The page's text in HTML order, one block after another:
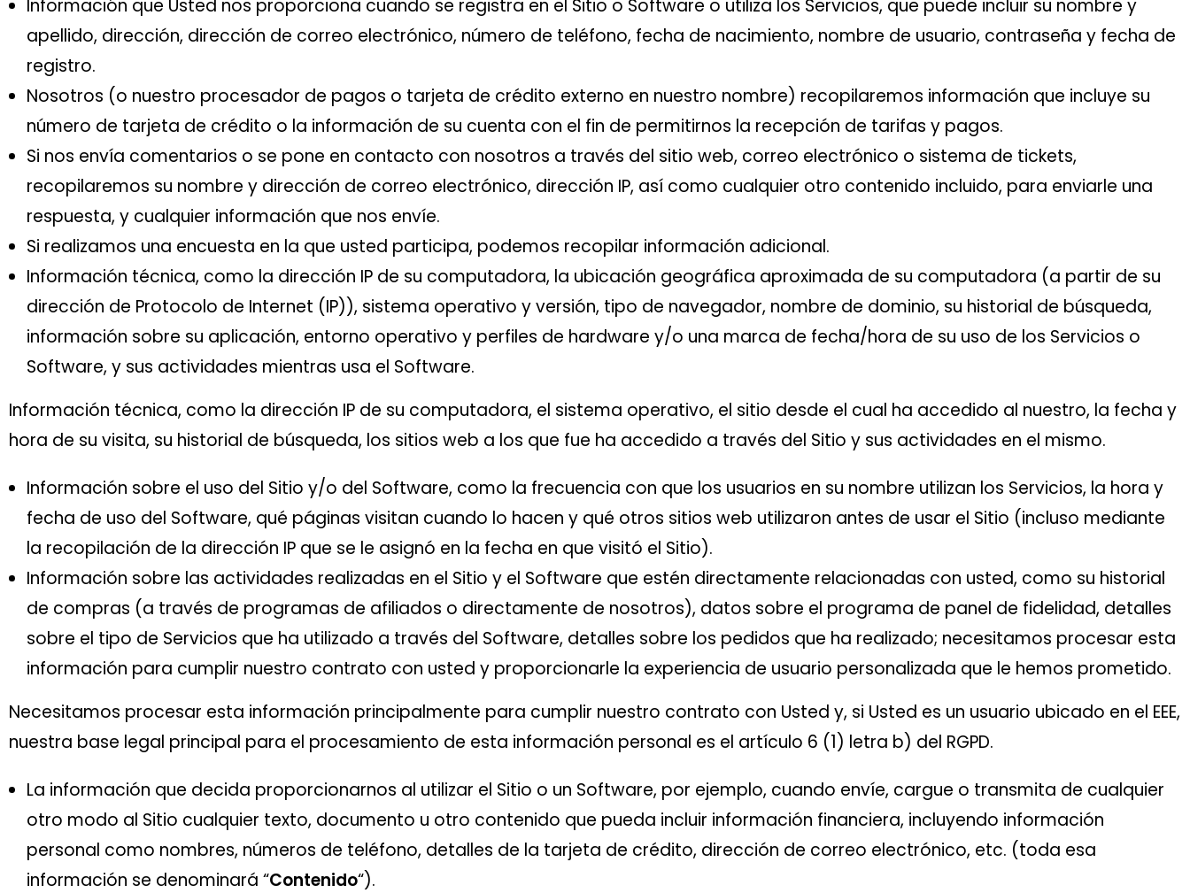
Información que Usted nos proporciona cuando se registra en el Sitio o Software o utiliza los Servicios, que puede incluir su nombre y
apellido, dirección, dirección de correo electrónico, número de teléfono, fecha de nacimiento, nombre de usuario, contraseña y fecha de
registro.
Nosotros (o nuestro procesador de pagos o tarjeta de crédito externo en nuestro nombre) recopilaremos información que incluye su
número de tarjeta de crédito o la información de su cuenta con el fin de permitirnos la recepción de tarifas y pagos.
Si nos envía comentarios o se pone en contacto con nosotros a través del sitio web, correo electrónico o sistema de tickets,
recopilaremos su nombre y dirección de correo electrónico, dirección IP, así como cualquier otro contenido incluido, para enviarle una
respuesta, y cualquier información que nos envíe.
Si realizamos una encuesta en la que usted participa, podemos recopilar información adicional.
Información técnica, como la dirección IP de su computadora, la ubicación geográfica aproximada de su computadora (a partir de su
dirección de Protocolo de Internet (IP)), sistema operativo y versión, tipo de navegador, nombre de dominio, su historial de búsqueda,
información sobre su aplicación, entorno operativo y perfiles de hardware y/o una marca de fecha/hora de su uso de los Servicios o
Software, y sus actividades mientras usa el Software.
Información técnica, como la dirección IP de su computadora, el sistema operativo, el sitio desde el cual ha accedido al nuestro, la fecha y
hora de su visita, su historial de búsqueda, los sitios web a los que fue ha accedido a través del Sitio y sus actividades en el mismo.
Información sobre el uso del Sitio y/o del Software, como la frecuencia con que los usuarios en su nombre utilizan los Servicios, la hora y
fecha de uso del Software, qué páginas visitan cuando lo hacen y qué otros sitios web utilizaron antes de usar el Sitio (incluso mediante
la recopilación de la dirección IP que se le asignó en la fecha en que visitó el Sitio).
Información sobre las actividades realizadas en el Sitio y el Software que estén directamente relacionadas con usted, como su historial
de compras (a través de programas de afiliados o directamente de nosotros), datos sobre el programa de panel de fidelidad, detalles
sobre el tipo de Servicios que ha utilizado a través del Software, detalles sobre los pedidos que ha realizado; necesitamos procesar esta
información para cumplir nuestro contrato con usted y proporcionarle la experiencia de usuario personalizada que le hemos prometido.
Necesitamos procesar esta información principalmente para cumplir nuestro contrato con Usted y, si Usted es un usuario ubicado en el EEE,
nuestra base legal principal para el procesamiento de esta información personal es el artículo 6 (1) letra b) del RGPD.
La información que decida proporcionarnos al utilizar el Sitio o un Software, por ejemplo, cuando envíe, cargue o transmita de cualquier
otro modo al Sitio cualquier texto, documento u otro contenido que pueda incluir información financiera, incluyendo información
personal como nombres, números de teléfono, detalles de la tarjeta de crédito, dirección de correo electrónico, etc. (toda esa
información se denominará “Contenido“).